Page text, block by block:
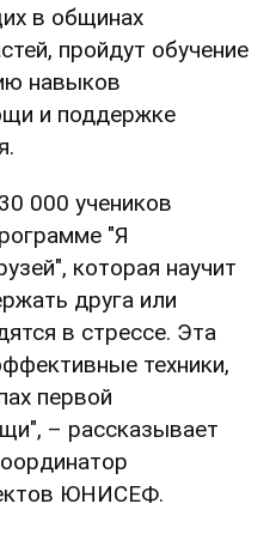
в общинах
пройдут обучение
навыков
и поддержке
000 учеников
"Я
которая научит
друга или
в стрессе. Эта
техники,
первой
– рассказывает
ЮНИСЕФ.